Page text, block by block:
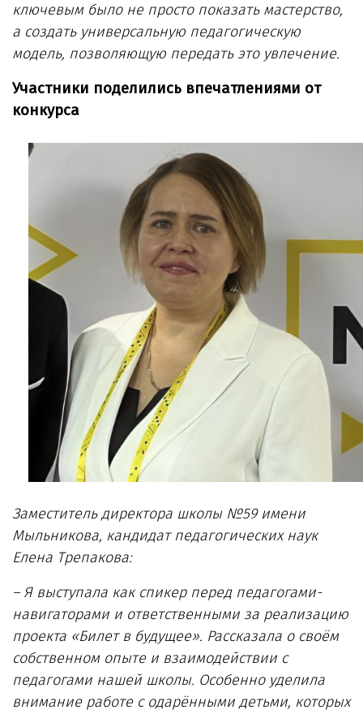
ключевым было не просто показать мастерство,
а создать универсальную педагогическую
модель, позволяющую передать это увлечение.
Участники поделились впечатлениями от
конкурса
Заместитель директора школы №59 имени
Мыльникова, кандидат педагогических наук
Елена Трепакова:
– Я выступала как спикер перед педагогами-
навигаторами и ответственными за реализацию
проекта «Билет в будущее». Рассказала о своём
собственном опыте и взаимодействии с
педагогами нашей школы. Особенно уделила
внимание работе с одарёнными детьми, которых